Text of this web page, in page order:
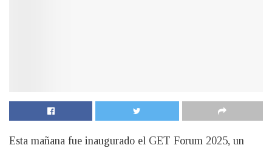
Esta mañana fue inaugurado el GET Forum 2025, un